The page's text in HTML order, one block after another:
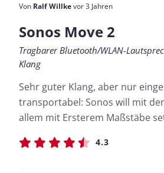
Von Ralf Willkevor 3 Jahren
Sonos Move 2
Tragbarer Bluetooth/WLAN-
Klang
Sehr guter Klang, aber nur
transportabel: Sonos will mit
allem mit Ersterem Maßstäbe
4.3